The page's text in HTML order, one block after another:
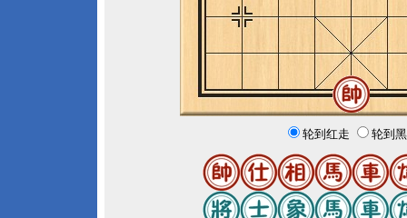
轮到红走 轮到